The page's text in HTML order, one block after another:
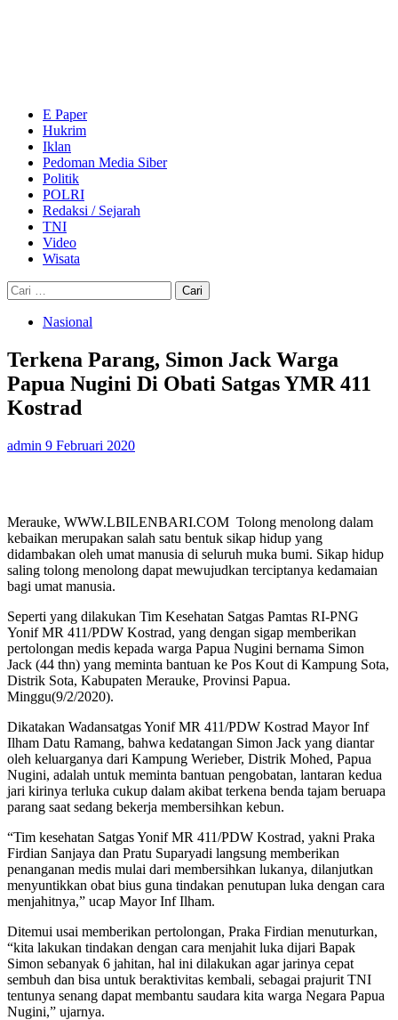
E Paper
Hukrim
Iklan
Pedoman Media Siber
Politik
POLRI
Redaksi / Sejarah
TNI
Video
Wisata
Cari
untuk:
Nasional
Terkena Parang, Simon Jack Warga
Papua Nugini Di Obati Satgas YMR 411
Kostrad
admin 9 Februari 2020
Merauke, WWW.LBILENBARI.COM Tolong menolong dalam
kebaikan merupakan salah satu bentuk sikap hidup yang
didambakan oleh umat manusia di seluruh muka bumi. Sikap hidup
saling tolong menolong dapat mewujudkan terciptanya kedamaian
bagi umat manusia.
Seperti yang dilakukan Tim Kesehatan Satgas Pamtas RI-PNG
Yonif MR 411/PDW Kostrad, yang dengan sigap memberikan
pertolongan medis kepada warga Papua Nugini bernama Simon
Jack (44 thn) yang meminta bantuan ke Pos Kout di Kampung Sota,
Distrik Sota, Kabupaten Merauke, Provinsi Papua.
Minggu(9/2/2020).
Dikatakan Wadansatgas Yonif MR 411/PDW Kostrad Mayor Inf
Ilham Datu Ramang, bahwa kedatangan Simon Jack yang diantar
oleh keluarganya dari Kampung Werieber, Distrik Mohed, Papua
Nugini, adalah untuk meminta bantuan pengobatan, lantaran kedua
jari kirinya terluka cukup dalam akibat terkena benda tajam beruapa
parang saat sedang bekerja membersihkan kebun.
“Tim kesehatan Satgas Yonif MR 411/PDW Kostrad, yakni Praka
Firdian Sanjaya dan Pratu Suparyadi langsung memberikan
penanganan medis mulai dari membersihkan lukanya, dilanjutkan
menyuntikkan obat bius guna tindakan penutupan luka dengan cara
menjahitnya,” ucap Mayor Inf Ilham.
Ditemui usai memberikan pertolongan, Praka Firdian menuturkan,
“kita lakukan tindakan dengan cara menjahit luka dijari Bapak
Simon sebanyak 6 jahitan, hal ini dilakukan agar jarinya cepat
sembuh dan bisa untuk beraktivitas kembali, sebagai prajurit TNI
tentunya senang dapat membantu saudara kita warga Negara Papua
Nugini,” ujarnya.